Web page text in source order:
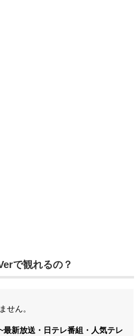
で観れるの？
せん。
最新放送・日テレ番組・人気テレ